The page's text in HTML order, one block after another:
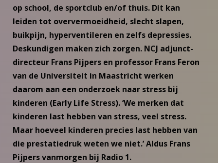
op school, de sportclub en/of thuis. Dit kan
leiden tot oververmoeidheid, slecht slapen,
buikpijn, hyperventileren en zelfs depressies.
Deskundigen maken zich zorgen. NCJ adjunct-
directeur Frans Pijpers en professor Frans Feron
van de Universiteit in Maastricht werken
daarom aan een onderzoek naar stress bij
kinderen (Early Life Stress). ‘We merken dat
kinderen last hebben van stress, veel stress.
Maar hoeveel kinderen precies last hebben van
die prestatiedruk weten we niet.’ Aldus Frans
Pijpers vanmorgen bij Radio 1.